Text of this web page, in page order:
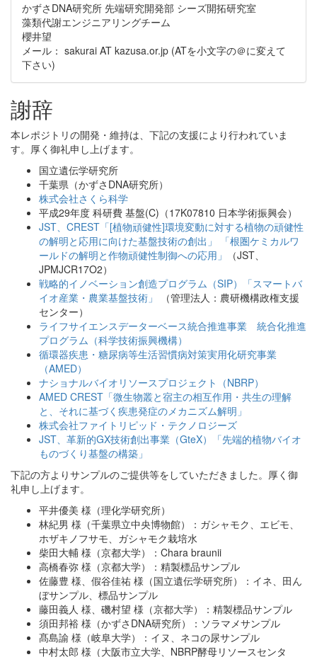
かずさDNA研究所 先端研究開発部 シーズ開拓研究室
藻類代謝エンジニアリングチーム
櫻井望
メール： sakurai AT kazusa.or.jp (ATを小文字の＠に変えて
下さい)
謝辞
本レポジトリの開発・維持は、下記の支援により行われていま
す。厚く御礼申し上げます。
国立遺伝学研究所
千葉県（かずさDNA研究所）
株式会社さくら科学
平成29年度 科研費 基盤(C)（17K07810 日本学術振興会）
JST、CREST「[植物頑健性]環境変動に対する植物の頑健性
の解明と応用に向けた基盤技術の創出」 「根圏ケミカルワ
ールドの解明と作物頑健性制御への応用」
（JST、
JPMJCR17O2）
戦略的イノベーション創造プログラム（SIP）「スマートバ
イオ産業・農業基盤技術」
（管理法人：農研機構政権支援
センター）
ライフサイエンスデーターベース統合推進事業 統合化推進
プログラム（科学技術振興機構）
循環器疾患・糖尿病等生活習慣病対策実用化研究事業
（AMED）
ナショナルバイオリソースプロジェクト（NBRP）
AMED CREST「微生物叢と宿主の相互作用・共生の理解
と、それに基づく疾患発症のメカニズム解明」
株式会社ファイトリピッド・テクノロジーズ
JST、革新的GX技術創出事業（GteX）「先端的植物バイオ
ものづくり基盤の構築」
下記の方よりサンプルのご提供等をしていただきました。厚く御
礼申し上げます。
平井優美 様（理化学研究所）
林紀男 様（千葉県立中央博物館）：ガシャモク、エビモ、
ホザキノフサモ、ガシャモク栽培水
柴田大輔 様（京都大学）：Chara braunii
高橋春弥 様（京都大学）：精製標品サンプル
佐藤豊 様、假谷佳祐 様（国立遺伝学研究所）：イネ、田ん
ぼサンプル、標品サンプル
藤田義人 様、磯村望 様（京都大学）：精製標品サンプル
須田邦裕 様（かずさDNA研究所）：ソラマメサンプル
髙島諭 様（岐阜大学）：イヌ、ネコの尿サンプル
中村太郎 様（大阪市立大学、NBRP酵母リソースセンタ